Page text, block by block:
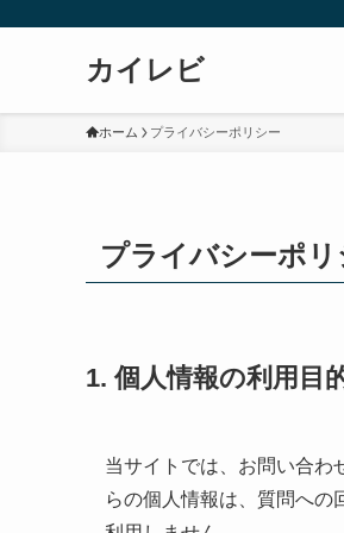
カイレビ
ホーム プライバシーポリシー
プライバシーポリ
1. 個人情報の利用目
当サイトでは、お問い合わ
らの個人情報は、質問への